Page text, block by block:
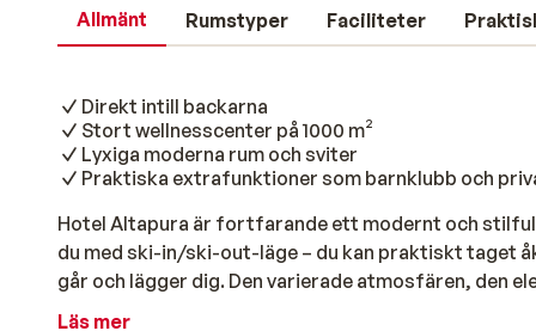
Allmänt Rumstyper Faciliteter
Direkt intill backarna
Stort wellnesscenter på 1000 m²
Lyxiga moderna rum och sviter
Praktiska extrafunktioner som barnklubb och
Hotel Altapura är fortfarande ett modernt och
du med ski-in/ski-out-läge – du kan praktiskt taget
går och lägger dig. Den varierade atmosfären, den
alpina stilen skapar en fantastisk och inbjudande
Läs mer